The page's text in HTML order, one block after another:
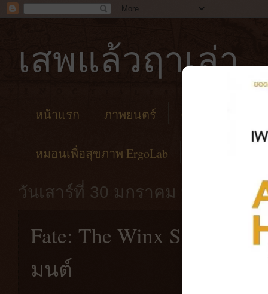
เสพแล้วฤาเล่า
หน้าแรก ภาพยนตร์ คาเฟ่
หมอนเพื่อสุขภาพ ErgoLab
วันเสาร์ที่ 30 มกราคม พ.ศ. 2564
Fate: The Winx Saga
มนต์